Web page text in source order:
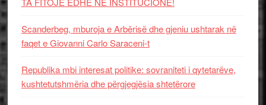
Scanderbeg, mburoja e Arbërisë dhe gjeniu ushtarak në
faqet e Giovanni Carlo Saraceni-t
Republika mbi interesat politike: sovraniteti i qytetarëve,
kushtetutshmëria dhe përgjegjësia shtetërore